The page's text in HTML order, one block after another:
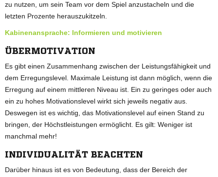
zu nutzen, um sein Team vor dem Spiel anzustacheln und die
letzten Prozente herauszukitzeln.
Kabinenansprache: Informieren und motivieren
ÜBERMOTIVATION
Es gibt einen Zusammenhang zwischen der Leistungsfähigkeit und
dem Erregungslevel. Maximale Leistung ist dann möglich, wenn die
Erregung auf einem mittleren Niveau ist. Ein zu geringes oder auch
ein zu hohes Motivationslevel wirkt sich jeweils negativ aus.
Deswegen ist es wichtig, das Motivationslevel auf einen Stand zu
bringen, der Höchstleistungen ermöglicht. Es gilt: Weniger ist
manchmal mehr!
INDIVIDUALITÄT BEACHTEN
Darüber hinaus ist es von Bedeutung, dass der Bereich der